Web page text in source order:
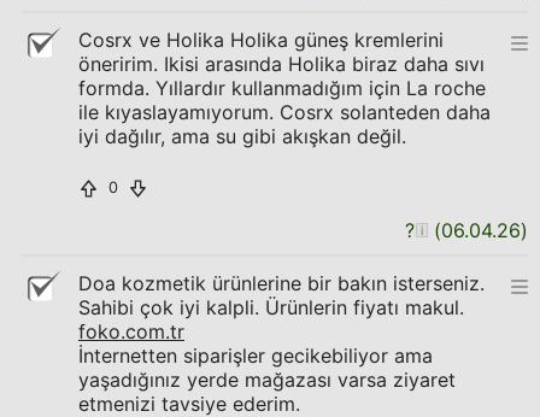
Cosrx ve Holika Holika güneş kremlerini
öneririm. Ikisi arasında Holika biraz daha sıvı
formda. Yıllardır kullanmadığım için La roche
ile kıyaslayamıyorum. Cosrx solanteden daha
iyi dağılır, ama su gibi akışkan değil.
0
? (06.04.26)
Doa kozmetik ürünlerine bir bakın isterseniz.
Sahibi çok iyi kalpli. Ürünlerin fiyatı makul.
foko.com.tr
İnternetten siparişler gecikebiliyor ama
yaşadığınız yerde mağazası varsa ziyaret
etmenizi tavsiye ederim.